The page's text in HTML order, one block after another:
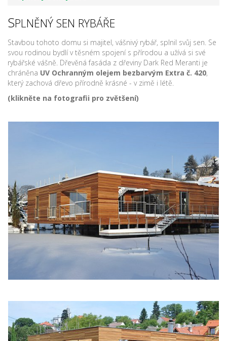
SPLNĚNÝ SEN RYBÁŘE
Stavbou tohoto domu si majitel, vášnivý rybář, splnil svůj sen. Se
svou rodinou bydlí v těsném spojení s přírodou a užívá si své
rybářské vášně. Dřevěná fasáda z dřeviny Dark Red Meranti je
chráněna UV Ochranným olejem bezbarvým Extra č. 420,
který zachová dřevo přírodně krásné - v zimě i létě.
(klikněte na fotografii pro zvětšení)